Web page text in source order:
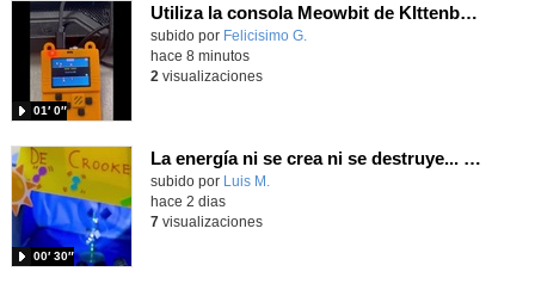
Utiliza la consola Meowbit de KIttenbot para jugar con tus programas MakeCode Arcade
Contenido educativo.
subido por Felicisimo G.
01′ 0″
hace 8 minutos
2 visualizaciones
La energía ni se crea ni se destruye... ¡se experimenta! El Tierno en la Feria Madrid es Ciencia 2026
Contenido educativo.
subido por Luis M.
00′ 30″
hace 2 dias
7visualizaciones